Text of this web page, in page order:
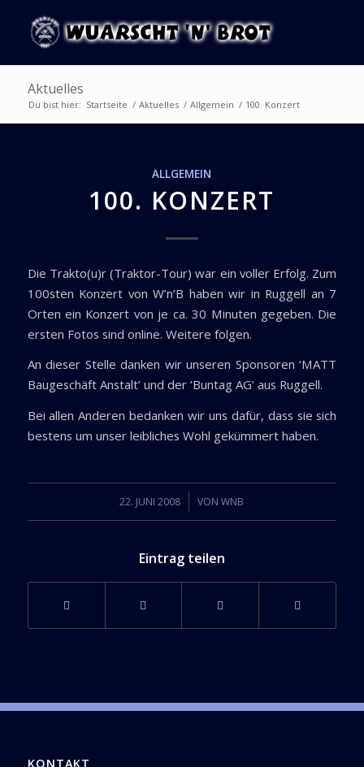
Aktuelles
Du bist hier: Startseite / Aktuelles / Allgemein / 100. Konzert
ALLGEMEIN
100. KONZERT
Die Trakto(u)r (Traktor-Tour) war ein voller Erfolg. Zum
100sten Konzert von W’n’B haben wir in Ruggell an 7
Orten ein Konzert von je ca. 30 Minuten gegeben. Die
ersten Fotos sind online. Weitere folgen.
An dieser Stelle danken wir unseren Sponsoren ‘MATT
Baugeschäft Anstalt’ und der ‘Buntag AG’ aus Ruggell.
Bei allen Anderen bedanken wir uns dafür, dass sie sich
bestens um unser leibliches Wohl gekümmert haben.
22. JUNI 2008
/ VONWNB
Eintrag teilen
KONTAKT